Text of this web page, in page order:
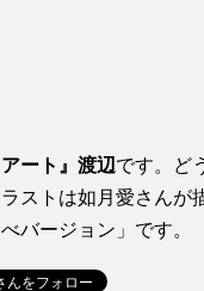
ート』渡辺です。ど
ストは如月愛さんが
バージョン」です。